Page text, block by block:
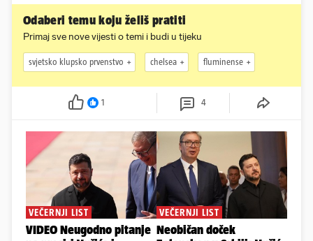
Odaberi temu koju želiš pratiti
Primaj sve nove vijesti o temi i budi u tijeku
svjetsko klupsko prvenstvo chelsea fluminense
1 4